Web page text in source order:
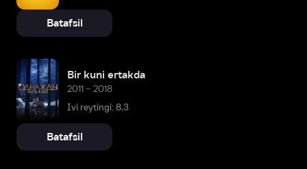
Batafsil
Bir kuni ertakda
2011 – 2018
Ivi reytingi: 8,3
Batafsil